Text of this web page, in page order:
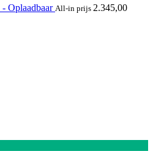
Oplaadbaar All-in prijs 2.345,00